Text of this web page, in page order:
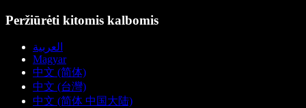
Peržiūrėti kitomis kalbomis
العربية
Magyar
中文 (简体)
中文 (台灣)
中文 (简体 中国大陆)